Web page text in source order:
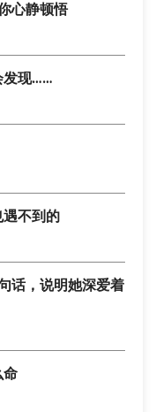
心静顿悟
发现……
不到的
话，说明她深爱着
命